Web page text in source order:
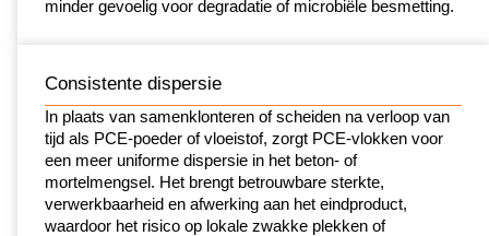
minder gevoelig voor degradatie of microbiële besmetting.
Consistente dispersie
In plaats van samenklonteren of scheiden na verloop van
tijd als PCE-poeder of vloeistof, zorgt PCE-vlokken voor
een meer uniforme dispersie in het beton- of
mortelmengsel. Het brengt betrouwbare sterkte,
verwerkbaarheid en afwerking aan het eindproduct,
waardoor het risico op lokale zwakke plekken of